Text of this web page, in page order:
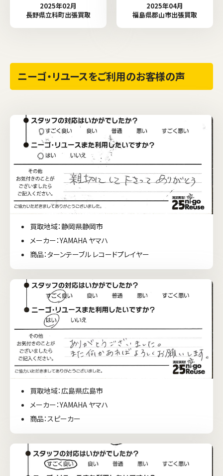
2025年02月
長野県立科町出張買取
2025年04月
福島県郡山市出張買取
ニーゴ・リユースをご利用のお客様の声
買取地域：静岡県静岡市
メーカー：YAMAHA ヤマハ
商品：ターンテーブル レコードプレイヤー
買取地域：広島県広島市
メーカー：YAMAHA ヤマハ
商品：スピーカー